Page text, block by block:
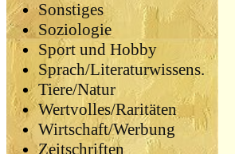
Sonstiges
Soziologie
Sport und Hobby
Sprach/Literaturwissens.
Tiere/Natur
Wertvolles/Raritäten
Wirtschaft/Werbung
Zeitschriften